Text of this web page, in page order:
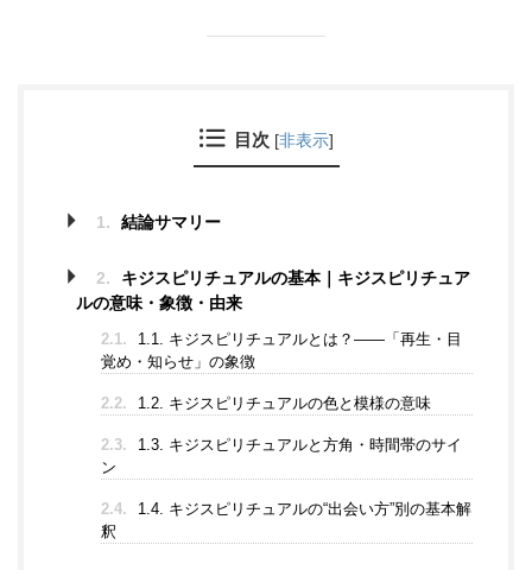
目次 [非表示]
1. 結論サマリー
2.
キジスピリチュアルの基本｜キジスピリチュア
ルの意味・象徴・由来
2.1.
1.1. キジスピリチュアルとは？——「再生・目
覚め・知らせ」の象徴
2.2. 1.2. キジスピリチュアルの色と模様の意味
2.3.
1.3. キジスピリチュアルと方角・時間帯のサイ
ン
2.4.
1.4. キジスピリチュアルの“出会い方”別の基本解
釈